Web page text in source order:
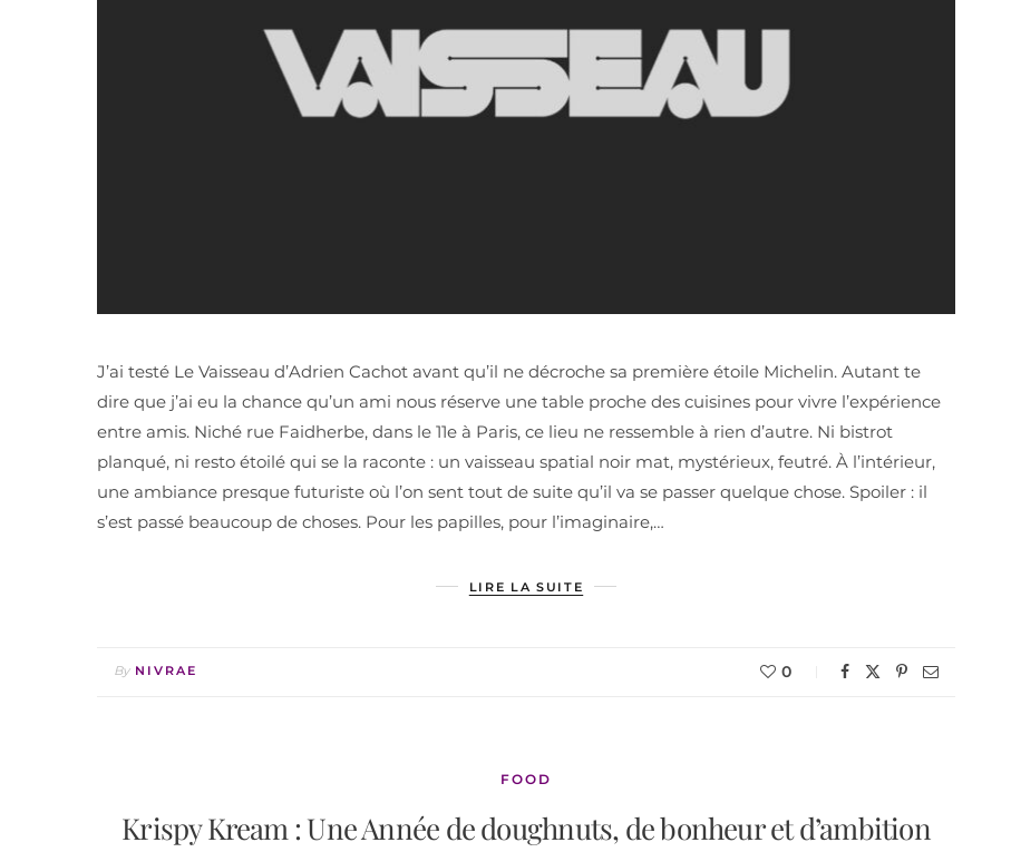
J’ai testé Le Vaisseau d’Adrien Cachot avant qu’il ne décroche sa première étoile Michelin. Autant te
dire que j’ai eu la chance qu’un ami nous réserve une table proche des cuisines pour vivre l’expérience
entre amis. Niché rue Faidherbe, dans le 11e à Paris, ce lieu ne ressemble à rien d’autre. Ni bistrot
planqué, ni resto étoilé qui se la raconte : un vaisseau spatial noir mat, mystérieux, feutré. À l’intérieur,
une ambiance presque futuriste où l’on sent tout de suite qu’il va se passer quelque chose. Spoiler : il
s’est passé beaucoup de choses. Pour les papilles, pour l’imaginaire,…
LIRE LA SUITE
By NIVRAE 0
FOOD
Krispy Kream : Une Année de doughnuts, de bonheur et d’ambition